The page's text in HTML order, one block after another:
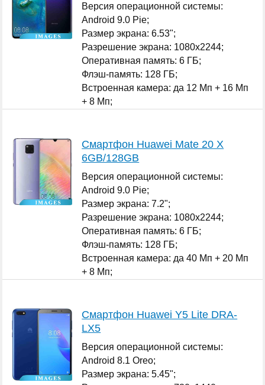
Версия операционной системы:
Android 9.0 Pie;
Размер экрана: 6.53";
Разрешение экрана: 1080x2244;
Оперативная память: 6 ГБ;
Флэш-память: 128 ГБ;
Встроенная камера: да 12 Мп + 16 Мп
+ 8 Мп;
Смартфон Huawei Mate 20 X
6GB/128GB
Версия операционной системы:
Android 9.0 Pie;
Размер экрана: 7.2";
Разрешение экрана: 1080x2244;
Оперативная память: 6 ГБ;
Флэш-память: 128 ГБ;
Встроенная камера: да 40 Мп + 20 Мп
+ 8 Мп;
Смартфон Huawei Y5 Lite DRA-
LX5
Версия операционной системы:
Android 8.1 Oreo;
Размер экрана: 5.45";